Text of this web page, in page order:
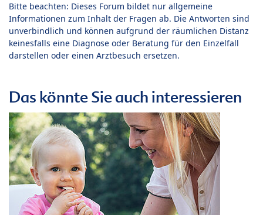
Bitte beachten: Dieses Forum bildet nur allgemeine
Informationen zum Inhalt der Fragen ab. Die Antworten sind
unverbindlich und können aufgrund der räumlichen Distanz
keinesfalls eine Diagnose oder Beratung für den Einzelfall
darstellen oder einen Arztbesuch ersetzen.
Das könnte Sie auch interessieren